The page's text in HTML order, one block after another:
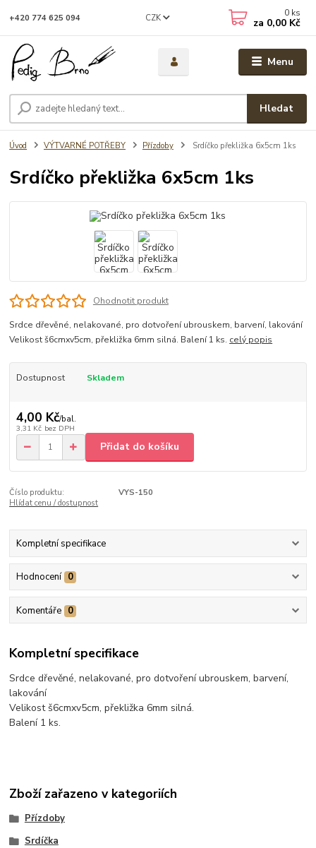
Menu
CZK
Hledat
+420 774 625 094 0 ks
za 0,00 Kč
Úvod VÝTVARNÉ POTŘEBY Přízdoby Srdíčko překližka 6x5cm 1ks
Srdíčko překližka 6x5cm 1ks
Ohodnotit produkt
Srdce dřevěné, nelakované, pro dotvoření ubrouskem, barvení, lakování
Velikost š6cmxv5cm, překližka 6mm silná. Balení 1 ks. celý popis
Dostupnost Skladem
4,00 Kč/bal.
3,31 Kč bez DPH
Přidat do košíku
Číslo produktu:
VYS-150
Hlídat cenu / dostupnost
Kompletní specifikace
Hodnocení 0
Komentáře 0
Kompletní specifikace
Srdce dřevěné, nelakované, pro dotvoření ubrouskem, barvení,
lakování
Velikost š6cmxv5cm, překližka 6mm silná.
Balení 1 ks.
Zboží zařazeno v kategoriích
Přízdoby
Srdíčka